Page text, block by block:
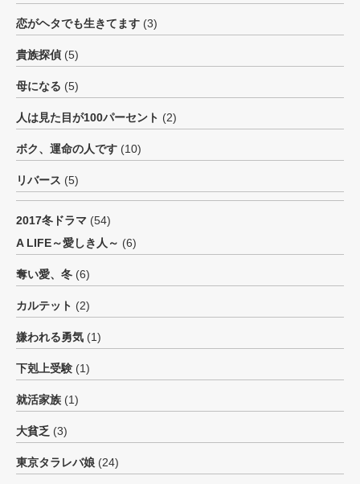
恋がヘタでも生きてます (3)
貴族探偵 (5)
母になる (5)
人は見た目が100パーセント (2)
ボク、運命の人です (10)
リバース (5)
2017冬ドラマ (54)
A LIFE～愛しき人～ (6)
奪い愛、冬 (6)
カルテット (2)
嫌われる勇気 (1)
下剋上受験 (1)
就活家族 (1)
大貧乏 (3)
東京タラレバ娘 (24)